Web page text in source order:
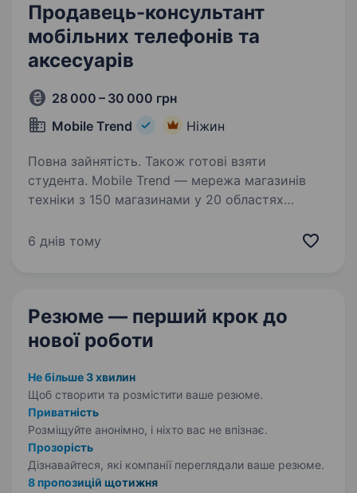
Продавець-консультант
мобільних телефонів та
аксесуарів
28 000 – 30 000 грн
Mobile Trend
Ніжин
Повна зайнятість. Також готові взяти
студента. Mobile Trend — мережа магазинів
техніки з 150 магазинами у 20 областях
Більше про нас — mobiletrend.com
6 днів тому
Резюме — перший крок до
нової роботи
Не більше 3 хвилин
Щоб створити та розмістити ваше резюме.
Приватність
Розміщуйте анонімно, і ніхто вас не впізнає.
Прозорість
Дізнавайтеся, які компанії переглядали ваше резюме.
8 пропозицій щотижня